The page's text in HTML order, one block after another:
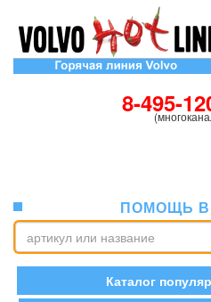
8-495-
ПОМОЩЬ
Каталог